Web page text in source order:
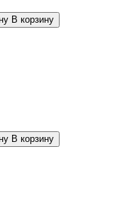
В корзину
В корзину